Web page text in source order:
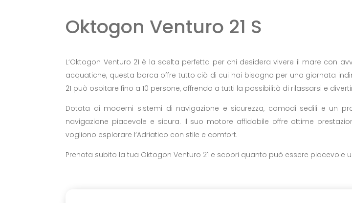
Oktogon Venturo 21 S
L’Oktogon Venturo 21 è la scelta perfetta per chi desidera vivere il mare con
acquatiche, questa barca offre tutto ciò di cui hai bisogno per una giornata
21 può ospitare fino a 10 persone, offrendo a tutti la possibilità di rilassarsi e
Dotata di moderni sistemi di navigazione e sicurezza, comodi sedili e un
navigazione piacevole e sicura. Il suo motore affidabile offre ottime
vogliono esplorare l’Adriatico con stile e comfort.
Prenota subito la tua Oktogon Venturo 21 e scopri quanto può essere piacevole